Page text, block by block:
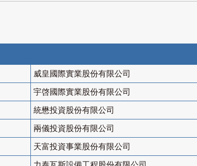
威皇國際實業股份有限公司
宇啓國際實業股份有限公司
統懋投資股份有限公司
兩儀投資股份有限公司
天富投資事業股份有限公司